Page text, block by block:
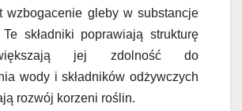
wzbogacenie gleby w substancje
składniki poprawiają strukturę
jej zdolność do
wody i składników odżywczych
rozwój korzeni roślin.